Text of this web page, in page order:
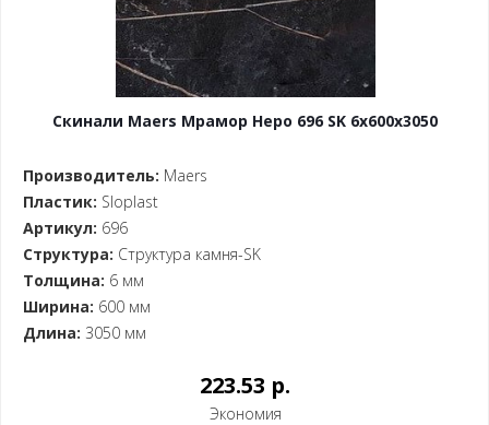
Скинали Maers Мрамор Неро 696 SK 6x600x3050
Производитель: Maers
Пластик: Sloplast
Артикул: 696
Структура: Структура камня-SK
Толщина: 6 мм
Ширина: 600 мм
Длина: 3050 мм
223.53 p.
Экономия